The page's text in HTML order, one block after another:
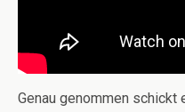
Genau genommen schickt